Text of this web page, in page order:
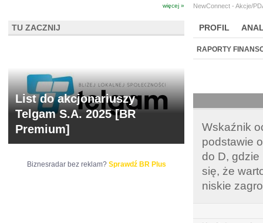
NewConnect - Akcje/
PROFIL
BR LAB
RAPORTY
Wskaźnik
podstawie
do D, gdzie
się, że
niskie
więcej »
TU ZACZNIJ
List do akcjonariuszy
Telgam S.A. 2025 [BR
Premium]
Biznesradar bez reklam? Sprawdź BR Plus